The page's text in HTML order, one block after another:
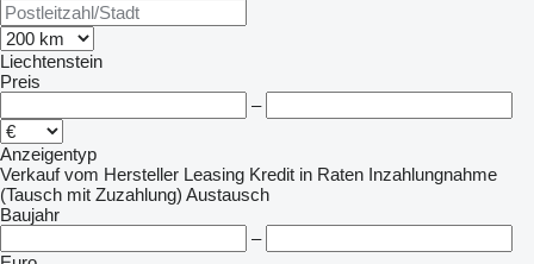
Liechtenstein
Preis
–
Anzeigentyp
Verkauf vom Hersteller Leasing Kredit in Raten Inzahlungnahme
(Tausch mit Zuzahlung) Austausch
Baujahr
–